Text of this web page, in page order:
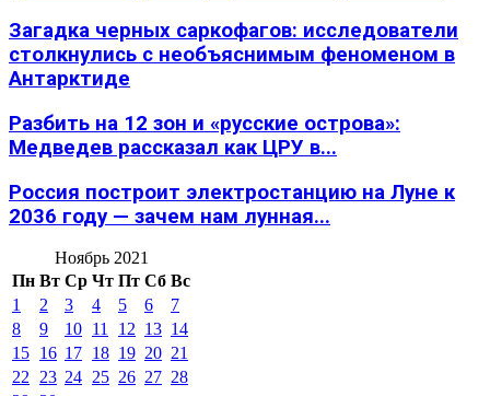
Загадка черных саркофагов: исследователи
столкнулись с необъяснимым феноменом в
Антарктиде
Разбить на 12 зон и «русские острова»:
Медведев рассказал как ЦРУ в...
Россия построит электростанцию на Луне к
2036 году — зачем нам лунная...
Ноябрь 2021
Пн Вт Ср Чт Пт Сб Вс
1
2 3 4 5 6
7
8
9 10 11 12 13 14
15 16 17 18 19 20 21
22
23 24 25 26 27 28